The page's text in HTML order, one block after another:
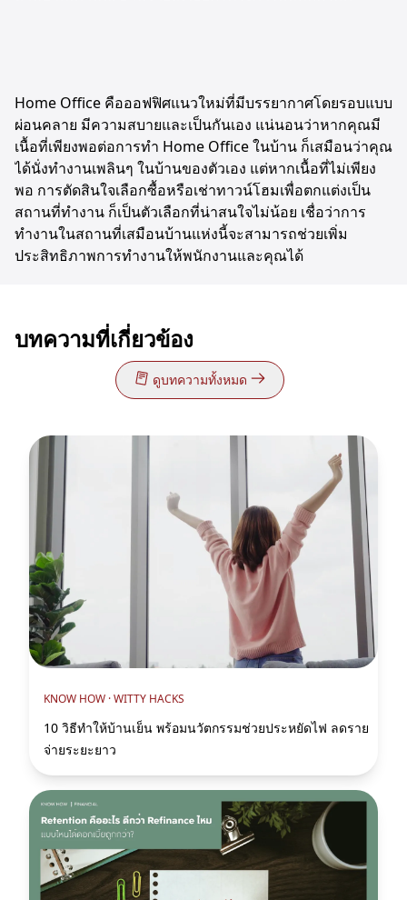
Home Office คือออฟฟิศแนวใหม่ที่มีบรรยากาศโดยรอบแบบ
ผ่อนคลาย มีความสบายและเป็นกันเอง แน่นอนว่าหากคุณมี
เนื้อที่เพียงพอต่อการทำ Home Office ในบ้าน ก็เสมือนว่าคุณ
ได้นั่งทำงานเพลินๆ ในบ้านของตัวเอง แต่หากเนื้อที่ไม่เพียง
พอ การตัดสินใจเลือกซื้อหรือเช่าทาวน์โฮมเพื่อตกแต่งเป็น
สถานที่ทำงาน ก็เป็นตัวเลือกที่น่าสนใจไม่น้อย เชื่อว่าการ
ทำงานในสถานที่เสมือนบ้านแห่งนี้จะสามารถช่วยเพิ่ม
ประสิทธิภาพการทำงานให้พนักงานและคุณได้
บทความที่เกี่ยวข้อง
ดูบทความทั้งหมด
KNOW HOW ·WITTY HACKS
10 วิธีทำให้บ้านเย็น พร้อมนวัตกรรมช่วยประหยัดไฟ ลดราย
จ่ายระยะยาว